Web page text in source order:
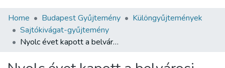
Communities & Collections
All of DSpace
Home Budapest Gyűjtemény
Különgyűjtemények
Sajtókivágat-gyűjtemény
Nyolc évet kapott a belvárosi hivatalok tolvaja